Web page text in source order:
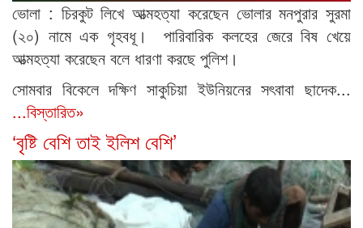
ভোলা : চিরকুট লিখে আত্মহত্যা করেছেন ভোলার মনপুরার সুরমা
(২০) নামে এক গৃহবধূ। পারিবারিক কলহের জেরে বিষ খেয়ে
আত্মহত্যা করেছেন বলে ধারণা করছে পুলিশ।
সোমবার বিকেলে দক্ষিণ সাকুচিয়া ইউনিয়নের সৎবাবা ছাদেক...
...বিস্তারিত»
‘বৃষ্টি বেশি তাই ইলিশ বেশি’